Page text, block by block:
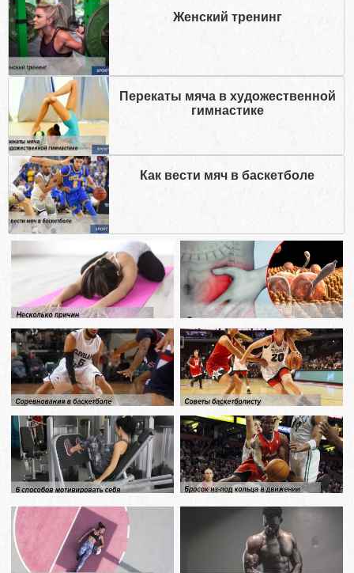
Женский тренинг
Перекаты мяча в художественной
гимнастике
Как вести мяч в баскетболе